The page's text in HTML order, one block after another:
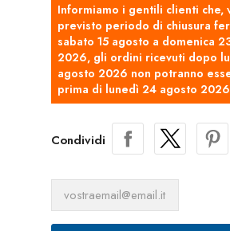
Informiamo i gentili clienti che,
previsto periodo di chiusura
sabato 15 agosto a domenica
2026, gli ordini ricevuti dopo
agosto 2026 non potranno
prima di lunedì 24 agosto 2026
Condividi